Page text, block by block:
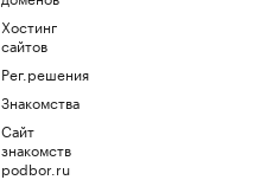
Хостинг
сайтов
Рег.решения
Знакомства
Сайт
знакомств
podbor.ru